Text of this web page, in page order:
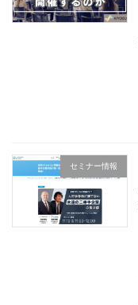
セミナー情報